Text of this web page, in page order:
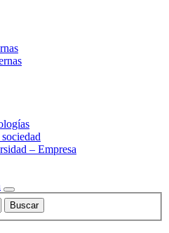
– Empresa
Buscar